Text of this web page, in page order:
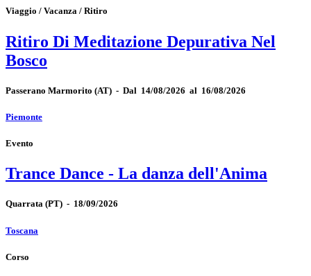
Viaggio / Vacanza / Ritiro
Ritiro Di Meditazione Depurativa Nel
Bosco
Passerano Marmorito (AT) - Dal 14/08/2026 al 16/08/2026
Piemonte
Evento
Trance Dance - La danza dell'Anima
Quarrata (PT) - 18/09/2026
Toscana
Corso